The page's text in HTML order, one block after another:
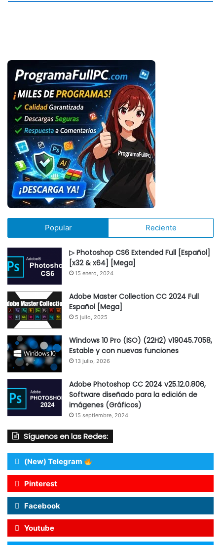
Popular Reciente
▷ Photoshop CS6 Extended Full [Español]
[x32 & x64] [Mega]
15 enero, 2024
Adobe Master Collection CC 2024 Full
Español [Mega]
5 julio, 2025
Windows 10 Pro (ISO) (22H2) v19045.7058,
Estable y con nuevas funciones
13 julio, 2026
Adobe Photoshop CC 2024 v25.12.0.806,
Software diseñado para la edición de
imágenes (Gráficos)
15 septiembre, 2024
Síguenos en las Redes:
(New) Telegram
Pinterest
Facebook
Youtube